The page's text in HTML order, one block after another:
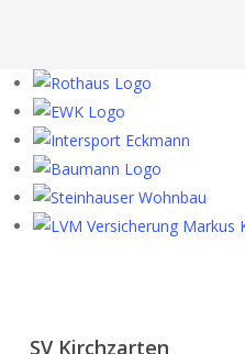
SV Kirchzarten